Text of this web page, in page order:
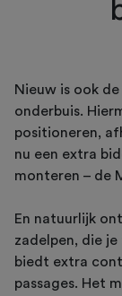
Nieuw is ook
onderbuis.
positioneren,
nu een extra
monteren – de
En natuurlijk
zadelpen, die
biedt extra
passages. Het